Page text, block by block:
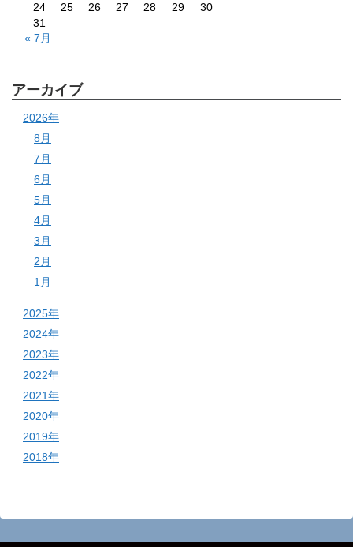
24
25 26 27 28 29
30
31
« 7月
アーカイブ
2026年
8月
7月
6月
5月
4月
3月
2月
1月
2025年
2024年
2023年
2022年
2021年
2020年
2019年
2018年